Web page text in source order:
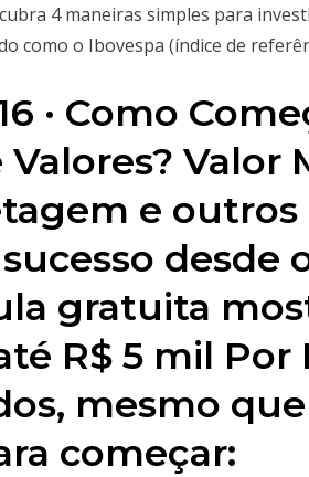
4 maneiras simples para
como o Ibovespa (índice de
· Como
Valores? Valor
e outros
desde
gratuita
R$ 5 mil Por
mesmo
começar: